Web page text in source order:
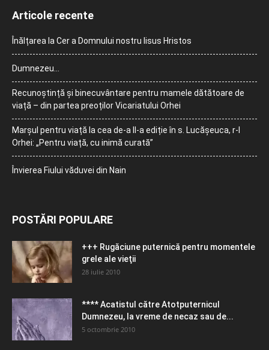
Articole recente
Înălțarea la Cer a Domnului nostru Iisus Hristos
Dumnezeu…
Recunoștință și binecuvântare pentru mamele dătătoare de
viață – din partea preoților Vicariatului Orhei
Marșul pentru viață la cea de-a II-a ediție în s. Lucășeuca, r-l
Orhei: „Pentru viață, cu inimă curată”
Învierea Fiului văduvei din Nain
POSTĂRI POPULARE
+++ Rugăciune puternică pentru momentele
grele ale vieţii
28 iulie 2010
**** Acatistul către Atotputernicul
Dumnezeu, la vreme de necaz sau de...
5 octombrie 2010